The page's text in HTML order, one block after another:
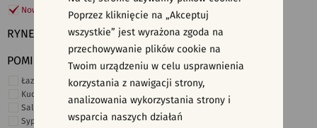
Nowości
RYNEK
POMIESZCZENIE
Łazienka
Kuchnia
Salon i hol
Sypialnia
Poprzez kliknięcie na „Akceptuj
wszystkie” jest wyrażona zgoda na
przechowywanie plików cookie na
Twoim urządzeniu w celu usprawnienia
korzystania z nawigacji strony,
analizowania wykorzystania strony i
wsparcia naszych działań